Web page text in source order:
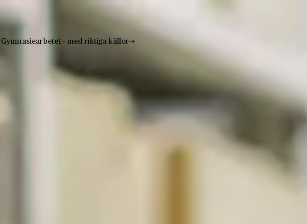
Gymnasiearbetet - med riktiga källor